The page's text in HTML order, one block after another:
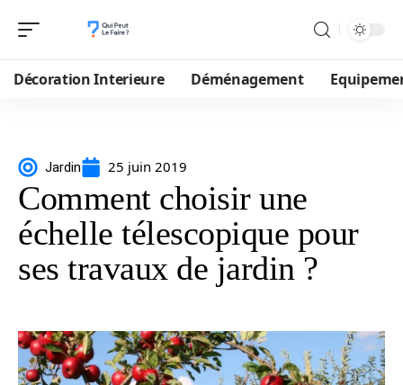
Décoration Interieure Déménagement
Jardin 25 juin 2019
Comment choisir une
échelle télescopique pour
ses travaux de jardin ?